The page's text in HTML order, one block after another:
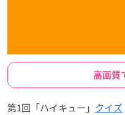
高画質
第1回「ハイキュー」 クイズ